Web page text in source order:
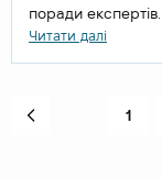
поради експертів.
Читати далі
1